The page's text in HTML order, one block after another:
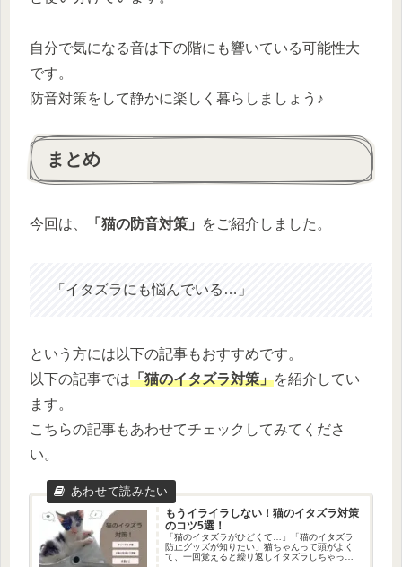
自分で気になる音は下の階にも響いている可能性大
です。
防音対策をして静かに楽しく暮らしましょう♪
まとめ
今回は、 「猫の防音対策」 をご紹介しました。
「イタズラにも悩んでいる…」
という方には以下の記事もおすすめです。
以下の記事では「猫のイタズラ対策」を紹介してい
ます。
こちらの記事もあわせてチェックしてみてくださ
い。
もうイライラしない！猫のイタズラ対策
のコツ5選！
「猫のイタズラがひどくて…」「猫のイタズラ
防止グッズが知りたい」猫ちゃんって頭がよく
て、一回覚えると繰り返しイタズラしちゃった